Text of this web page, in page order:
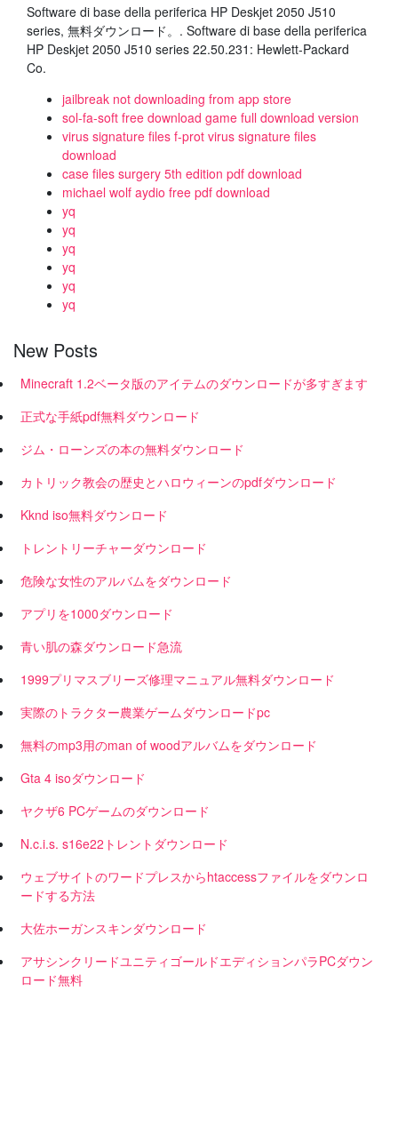
Software di base della periferica HP Deskjet 2050 J510
series, 無料ダウンロード。. Software di base della periferica
HP Deskjet 2050 J510 series 22.50.231: Hewlett-Packard
Co.
jailbreak not downloading from app store
sol-fa-soft free download game full download version
virus signature files f-prot virus signature files
download
case files surgery 5th edition pdf download
michael wolf aydio free pdf download
yq
yq
yq
yq
yq
yq
New Posts
Minecraft 1.2ベータ版のアイテムのダウンロードが多すぎます
正式な手紙pdf無料ダウンロード
ジム・ローンズの本の無料ダウンロード
カトリック教会の歴史とハロウィーンのpdfダウンロード
Kknd iso無料ダウンロード
トレントリーチャーダウンロード
危険な女性のアルバムをダウンロード
アプリを1000ダウンロード
青い肌の森ダウンロード急流
1999プリマスブリーズ修理マニュアル無料ダウンロード
実際のトラクター農業ゲームダウンロードpc
無料のmp3用のman of woodアルバムをダウンロード
Gta 4 isoダウンロード
ヤクザ6 PCゲームのダウンロード
N.c.i.s. s16e22トレントダウンロード
ウェブサイトのワードプレスからhtaccessファイルをダウンロ
ードする方法
大佐ホーガンスキンダウンロード
アサシンクリードユニティゴールドエディションパラPCダウン
ロード無料